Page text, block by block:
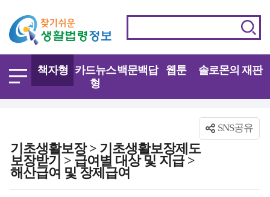
책자형
카드뉴스
형
백문백답 웹툰 솔로몬의 재판
SNS공유
기초생활보장 > 기초생활보장제도
보장받기 > 급여별 대상 및 지급 >
해산급여 및 장제급여